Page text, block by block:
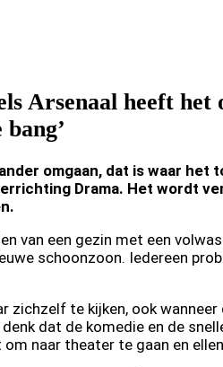
Arsenaal heeft
omgaan, dat is waar het
Drama. Het wordt
van een gezin met een
schoonzoon. Iedereen
te kijken, ook
dat de komedie en de
naar theater te gaan en